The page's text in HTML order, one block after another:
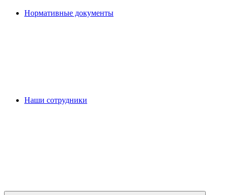
Нормативные документы
Наши сотрудники